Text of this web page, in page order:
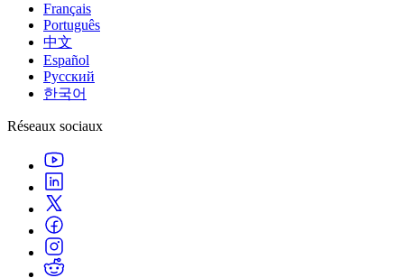
Français
Português
中文
Español
Русский
한국어
Réseaux sociaux